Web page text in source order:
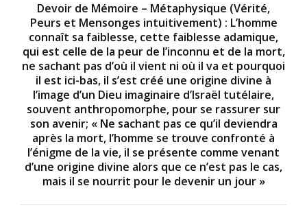
Devoir de Mémoire – Métaphysique (Vérité,
Peurs et Mensonges intuitivement) : L’homme
connaît sa faiblesse, cette faiblesse adamique,
qui est celle de la peur de l’inconnu et de la mort,
ne sachant pas d’où il vient ni où il va et pourquoi
il est ici-bas, il s’est créé une origine divine à
l’image d’un Dieu imaginaire d’Israël tutélaire,
souvent anthropomorphe, pour se rassurer sur
son avenir; « Ne sachant pas ce qu’il deviendra
après la mort, l’homme se trouve confronté à
l’énigme de la vie, il se présente comme venant
d’une origine divine alors que ce n’est pas le cas,
mais il se nourrit pour le devenir un jour »